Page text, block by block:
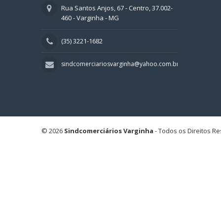
Rua Santos Anjos, 67 - Centro, 37.002-
460 - Varginha - MG
(35) 3221-1682
sindcomerciariosvarginha@yahoo.com.br
© 2026 Sindcomerciários Varginha - Todos os Direitos